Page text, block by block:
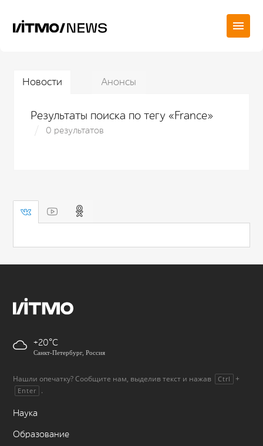
Новости Анонсы
Результаты поиска по тегу «France»
0 результатов
+20
Санкт-Петербург, Россия
Нашли опечатку? Сообщите нам, выделив текст и нажав Ctrl +
Enter .
Наука
Образование